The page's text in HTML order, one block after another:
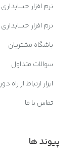
نرم افزار
نرم افزار
باشگاه مشتریان
سوالات متداول
ابزار ارتباط از راه دور
تماس با ما
پیوند ها